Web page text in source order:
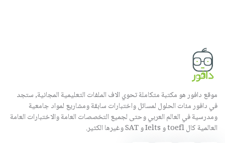
موقع دافور هو مكتبة متكاملة تحوي الاف الملفات التعليمية المجانية, ستجد
في دافور مئات الحلول لمسائل واختبارات سابقة ومشاريع لمواد جامعية
ومدرسية في العالم العربي وحتى لجميع التخصصات العامة والاختبارات العامة
العالمية كال toefl و Ielts و SAT وغيرها الكثير.